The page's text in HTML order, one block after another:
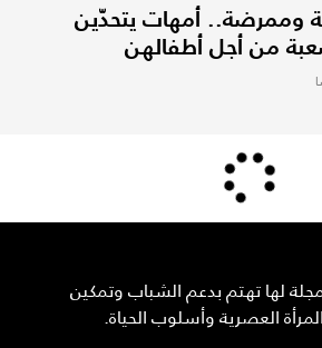
وممرضة.. أمهات يتحدّين
من أجل أطفالهن
لها تهتم بدعم الشباب وتمكين
المرأة العصرية وأسلوب الحياة.